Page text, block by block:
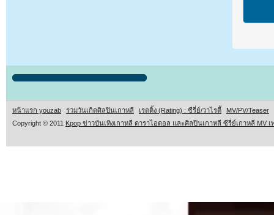
หน้าแรก youzab รวมวันเกิดศิลปินเกาหลี เรตติ้ง (Rating) : ซีรี่ย์/วาไรตี้
MV/PV/Teaser
Copyright © 2011 Kpop ข่าวบันเทิงเกาหลี ดาราไอดอล และศิลปินเกาหลี ซีรี่ย์เกาหลี MV